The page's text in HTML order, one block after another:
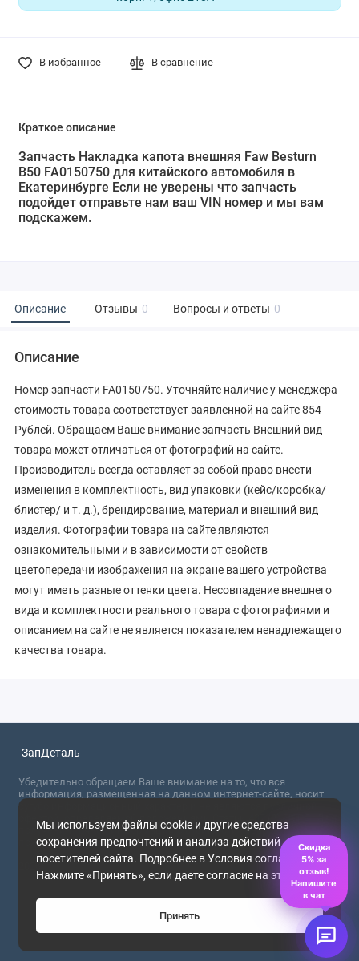
В избранное В сравнение
Краткое описание
Запчасть Накладка капота внешняя Faw Besturn
B50 FA0150750 для китайского автомобиля в
Екатеринбурге Если не уверены что запчасть
подойдет отправьте нам ваш VIN номер и мы вам
подскажем.
Описание Отзывы 0 Вопросы и ответы 0
Описание
Номер запчасти FA0150750. Уточняйте наличие у менеджера
стоимость товара соответствует заявленной на сайте 854
Рублей. Обращаем Ваше внимание запчасть Внешний вид
товара может отличаться от фотографий на сайте.
Производитель всегда оставляет за собой право внести
изменения в комплектность, вид упаковки (кейс/коробка/
блистер/ и т. д.), брендирование, материал и внешний вид
изделия. Фотографии товара на сайте являются
ознакомительными и в зависимости от свойств
цветопередачи изображения на экране вашего устройства
могут иметь разные оттенки цвета. Несовпадение внешнего
вида и комплектности реального товара с фотографиями и
описанием на сайте не является показателем ненадлежащего
качества товара.
Мы используем файлы cookie и другие средства
сохранения предпочтений и анализа действий
посетителей сайта. Подробнее вУсловия соглашения.
Нажмите «Принять», если даете согласие на это.
Принять
ЗапДеталь
Убедительно обращаем Ваше внимание на то, что вся
информация, размещенная на данном интернет-сайте, носит
сугубо информационный характер и не являются публичной
офертой, определяемой положениями Статьи 437 (2) ГК РФ. Для
получения точной информации о стоимости товаров,
пожалуйста, обращайтесь в ближайший офис продаж.
2026
Скидка
5% за
отзыв!
Напишите
в чат